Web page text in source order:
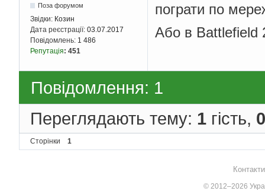
Поза форумом
Звідки: Козин
Дата реєстрації: 03.07.2017
Повідомлень: 1 486
Репутація: 451
пограти по
Або в Battlefield
Повідомлення: 1
Переглядають тему: 1 гість, 0
Сторінки 1
© 2012–2026